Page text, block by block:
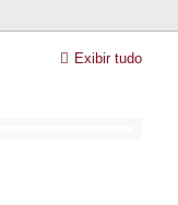
Exibir tudo